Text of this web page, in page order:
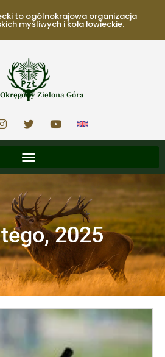
to ogólnokrajowa organizacja
myśliwych i koła łowieckie.
Zielona Góra
2025